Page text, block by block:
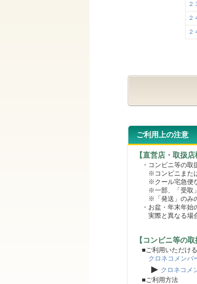
２
２
２
ご利用上の注意
【直営店・取扱
・コンビニ等の取
※コンビニまたは
※クール宅急便な
※一部、「受取」
※「発送」のみの
・お盆・年末年始
実際と異なる場合
【コンビニ等の
■ご利用いただけ
クロネコメンバ
▶ クロネコメ
■ご利用方法